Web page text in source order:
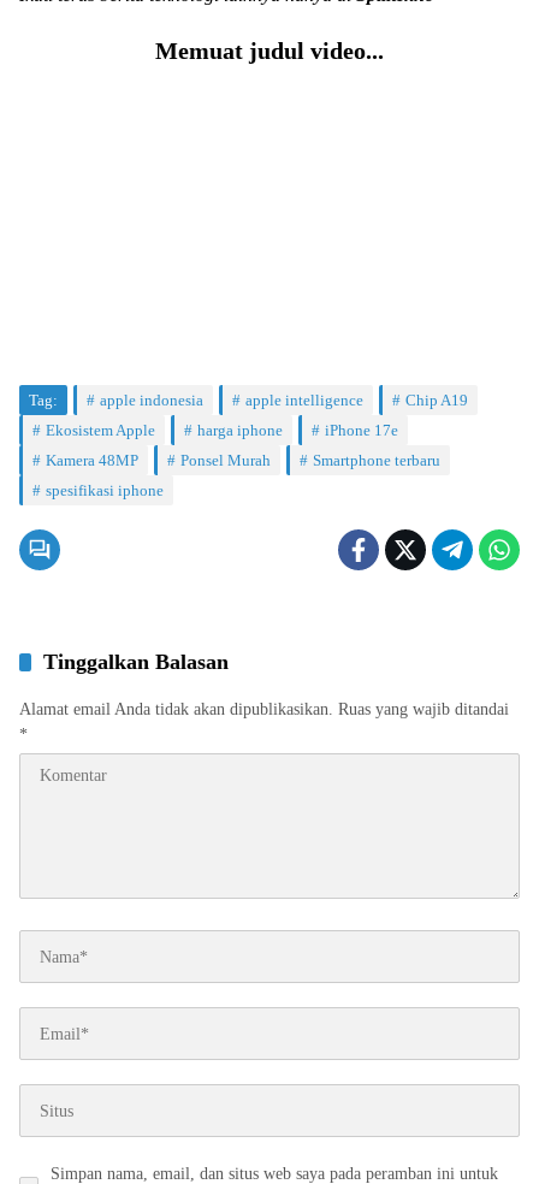
Memuat judul video...
Tag: apple indonesia apple intelligence
Chip A19
Ekosistem Apple
harga iphone
iPhone 17e
Kamera 48MP
Ponsel Murah
Smartphone terbaru
spesifikasi iphone
Tinggalkan Balasan
Alamat email Anda tidak akan dipublikasikan. Ruas yang wajib ditandai
*
Simpan nama, email, dan situs web saya pada peramban ini untuk